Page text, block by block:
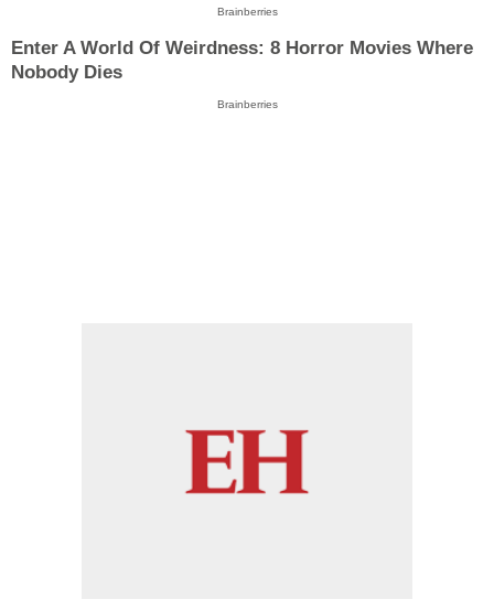
Brainberries
Enter A World Of Weirdness: 8 Horror Movies Where
Nobody Dies
Brainberries